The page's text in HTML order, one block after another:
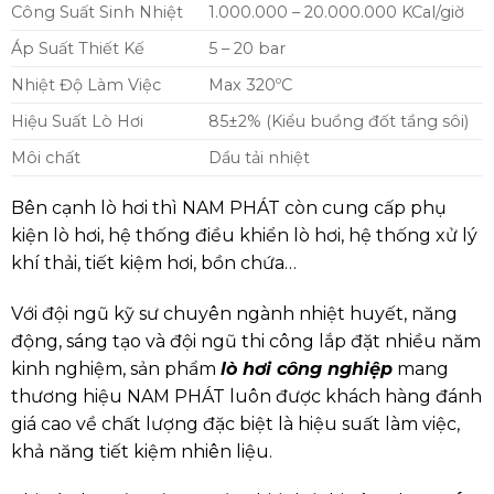
Công Suất Sinh Nhiệt
1.000.000 – 20.000.000 KCal/giờ
Áp Suất Thiết Kế
5 – 20 bar
Nhiệt Độ Làm Việc
Max 320ºC
Hiệu Suất Lò Hơi
85±2% (Kiểu buồng đốt tầng sôi)
Môi chất
Dầu tải nhiệt
Bên cạnh lò hơi thì NAM PHÁT còn cung cấp phụ
kiện lò hơi, hệ thống điều khiển lò hơi, hệ thống xử lý
khí thải, tiết kiệm hơi, bồn chứa…
Với đội ngũ kỹ sư chuyên ngành nhiệt huyết, năng
động, sáng tạo và đội ngũ thi công lắp đặt nhiều năm
kinh nghiệm, sản phẩm lò hơi công nghiệpmang
thương hiệu NAM PHÁT luôn được khách hàng đánh
giá cao về chất lượng đặc biệt là hiệu suất làm việc,
khả năng tiết kiệm nhiên liệu.